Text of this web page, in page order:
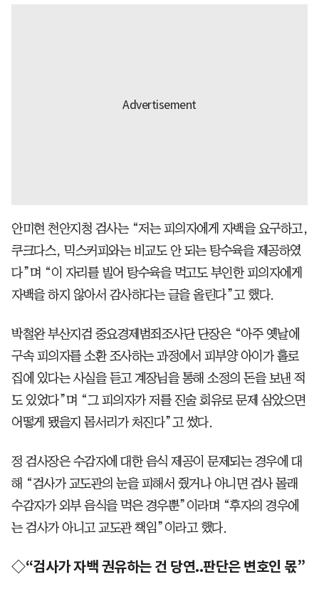
안미현 천안지청 검사는 “저는 피의자에게 자백을 요구하고,
쿠크다스, 믹스커피와는 비교도 안 되는 탕수육을 제공하였
다”며 “이 자리를 빌어 탕수육을 먹고도 부인한 피의자에게
자백을 하지 않아서 감사하다는 글을 올린다”고 했다.
박철완 부산지검 중요경제범죄조사단 단장은 “아주 옛날에
구속 피의자를 소환 조사하는 과정에서 피부양 아이가 홀로
집에 있다는 사실을 듣고 계장님을 통해 소정의 돈을 보낸 적
도 있었다”며 “그 피의자가 저를 진술 회유로 문제 삼았으면
어떻게 됐을지 몸서리가 처진다”고 썼다.
정 검사장은 수감자에 대한 음식 제공이 문제되는 경우에 대
해 “검사가 교도관의 눈을 피해서 줬거나 아니면 검사 몰래
수감자가 외부 음식을 먹은 경우뿐”이라며 “후자의 경우에
는 검사가 아니고 교도관 책임”이라고 했다.
◇“검사가 자백 권유하는 건 당연..판단은 변호인 몫”